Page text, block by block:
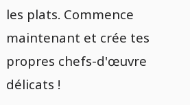
les plats. Commence
maintenant et crée tes
propres chefs-d'œuvre
délicats !